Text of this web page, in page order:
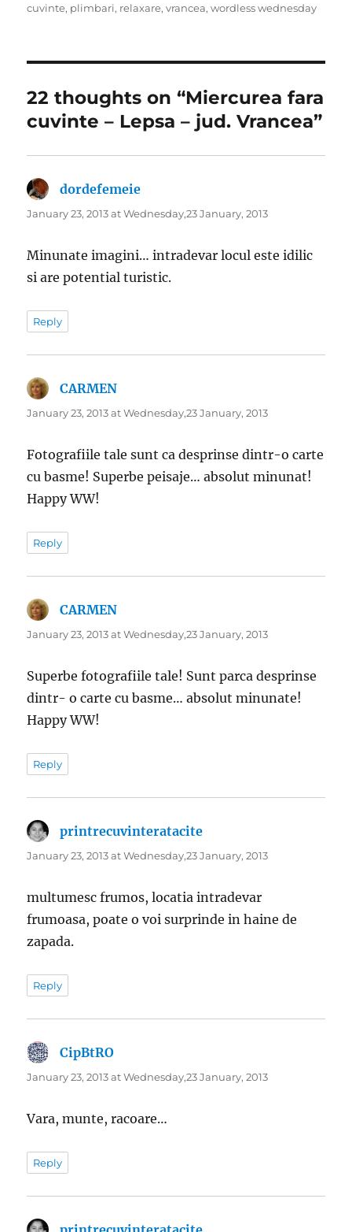
cuvinte, plimbari, relaxare,vrancea,wordless wednesday
22 thoughts on “Miercurea fara
cuvinte – Lepsa – jud. Vrancea”
dordefemeie
January 23, 2013 at Wednesday,23 January, 2013
Minunate imagini… intradevar locul este idilic
si are potential turistic.
Reply
CARMEN
January 23, 2013 at Wednesday,23 January, 2013
Fotografiile tale sunt ca desprinse dintr-o carte
cu basme! Superbe peisaje… absolut minunat!
Happy WW!
Reply
CARMEN
January 23, 2013 at Wednesday,23 January, 2013
Superbe fotografiile tale! Sunt parca desprinse
dintr- o carte cu basme… absolut minunate!
Happy WW!
Reply
printrecuvinteratacite
January 23, 2013 at Wednesday,23 January, 2013
multumesc frumos, locatia intradevar
frumoasa, poate o voi surprinde in haine de
zapada.
Reply
CipBtRO
January 23, 2013 at Wednesday,23 January, 2013
Vara, munte, racoare…
Reply